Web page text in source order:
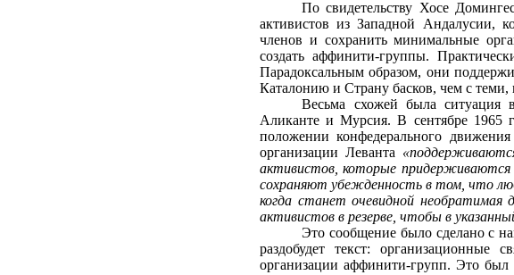
По свидетельству Хосе
активистов из Западной Андалусии,
членов и сохранить минимальные
создать аффинити-группы.
Парадоксальным образом, они
Каталонию и Страну басков, чем с теми,
Весьма схожей была ситуация
Аликанте и Мурсия. В сентябре 1965
положении конфедерального
организации Леванта
активистов, которые придерживаются
сохраняют убежденность в том, что
когда станет очевидной необратимая
активистов в резерве, чтобы в
Это сообщение было сделано с
раздобудет текст: организационные
организации аффинити-групп. Это